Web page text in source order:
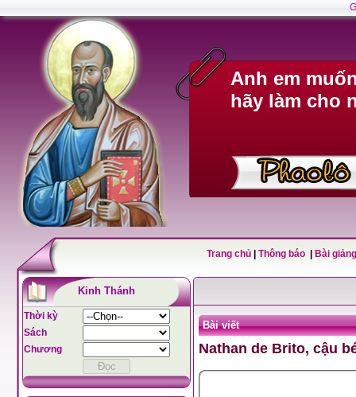
Anh em
hãy làm cho
Trang chủ Thông báo Bài
Kinh Thánh
Thời kỳ
Sách
Chương
Bài viết
Nathan de Brito, cậu